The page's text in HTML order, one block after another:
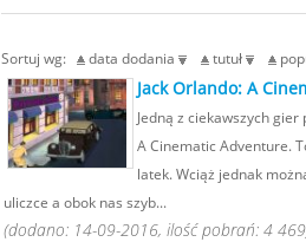
Sortuj wg: data dodania tutuł
Jack Orlando: A
Jedną z ciekawszych
A Cinematic Adventure.
latek. Wciąż jednak
uliczce a obok nas szyb...
(dodano: 14-09-2016, ilość pobrań: 4